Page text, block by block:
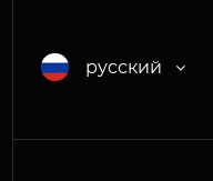
русский